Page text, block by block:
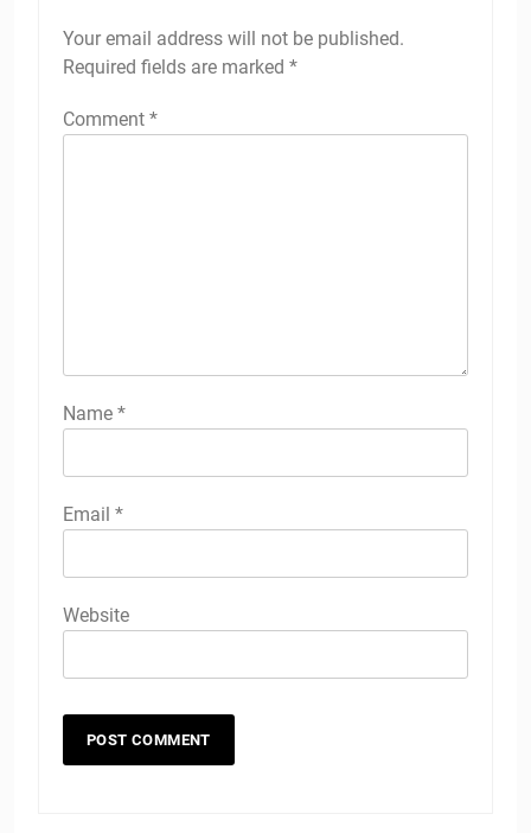
Your email address will not be published.
Required fields are marked *
Comment *
Name *
Email *
Website